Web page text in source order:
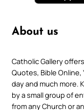
About us
Catholic Gallery
Quotes, Bible Online,
day and much more.
by a small group of
from any Church or